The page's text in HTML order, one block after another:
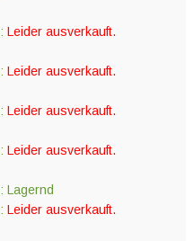
: Leider ausverkauft.
: Leider ausverkauft.
: Leider ausverkauft.
: Leider ausverkauft.
: Lagernd
: Leider ausverkauft.